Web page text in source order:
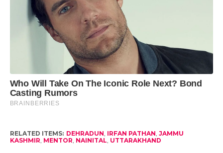
RELATED ITEMS: DEHRADUN, IRFAN PATHAN, JAMMU
KASHMIR, MENTOR, NAINITAL, UTTARAKHAND